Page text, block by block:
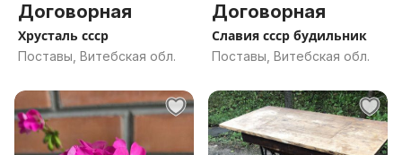
Договорная
Хрусталь ссср
Поставы, Витебская обл.
Договорная
Славия ссср будильник
Поставы, Витебская обл.